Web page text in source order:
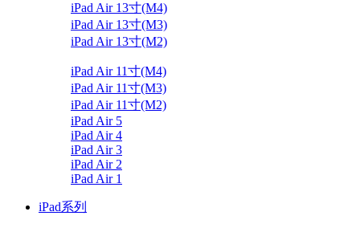
iPad Air 13寸(M4)
iPad Air 13寸(M3)
iPad Air 13寸(M2)
iPad Air 11寸(M4)
iPad Air 11寸(M3)
iPad Air 11寸(M2)
iPad Air 5
iPad Air 4
iPad Air 3
iPad Air 2
iPad Air 1
iPad系列